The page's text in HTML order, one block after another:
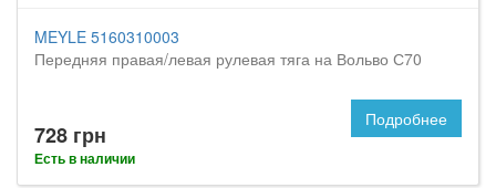
MEYLE 5160310003
Передняя правая/левая рулевая тяга на Вольво С70
728 грн
Есть в наличии
Подробнее